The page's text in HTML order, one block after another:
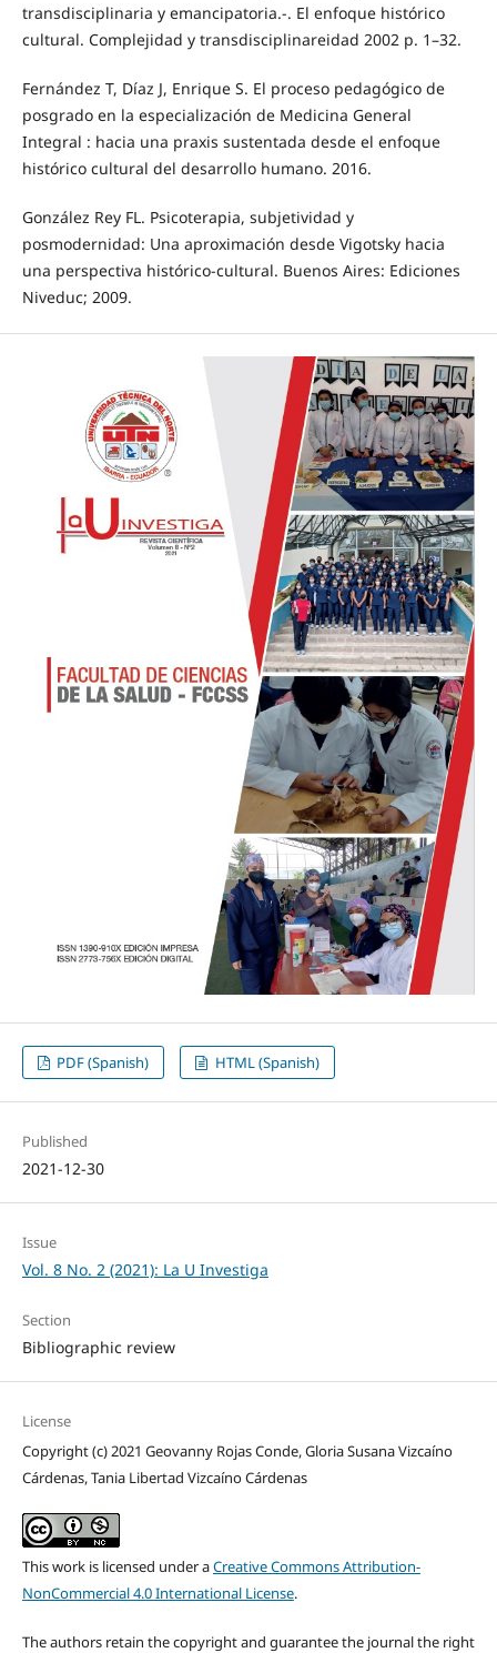
transdisciplinaria y emancipatoria.-. El enfoque histórico
cultural. Complejidad y transdisciplinareidad 2002 p. 1–32.
Fernández T, Díaz J, Enrique S. El proceso pedagógico de
posgrado en la especialización de Medicina General
Integral : hacia una praxis sustentada desde el enfoque
histórico cultural del desarrollo humano. 2016.
González Rey FL. Psicoterapia, subjetividad y
posmodernidad: Una aproximación desde Vigotsky hacia
una perspectiva histórico-cultural. Buenos Aires: Ediciones
Niveduc; 2009.
PDF (Spanish) HTML (Spanish)
Published
2021-12-30
Issue
Vol. 8 No. 2 (2021): La U Investiga
Section
Bibliographic review
License
Copyright (c) 2021 Geovanny Rojas Conde, Gloria Susana Vizcaíno
Cárdenas, Tania Libertad Vizcaíno Cárdenas
This work is licensed under aCreative Commons Attribution-
NonCommercial 4.0 International License.
The authors retain the copyright and guarantee the journal the right